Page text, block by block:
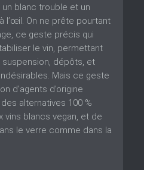
blanc trouble et un
l’œil. On ne prête pourtant
ce geste précis qui
le vin, permettant
suspension, dépôts, et
Mais ce geste
d’agents d’origine
alternatives 100 %
vins blancs vegan, et de
le verre comme dans la